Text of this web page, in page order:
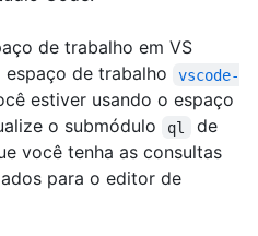
de trabalho em VS
espaço de trabalho
vscode-
estiver usando o espaço
o submódulo
ql de
você tenha as consultas
para o editor de